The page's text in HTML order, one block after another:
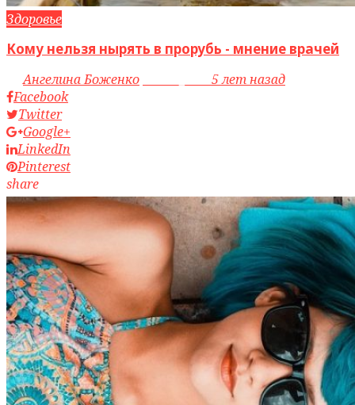
Здоровье
Кому нельзя нырять в прорубь - мнение врачей
byАнгелина Боженко
5 лет назад
Facebook
Twitter
Google+
LinkedIn
Pinterest
share